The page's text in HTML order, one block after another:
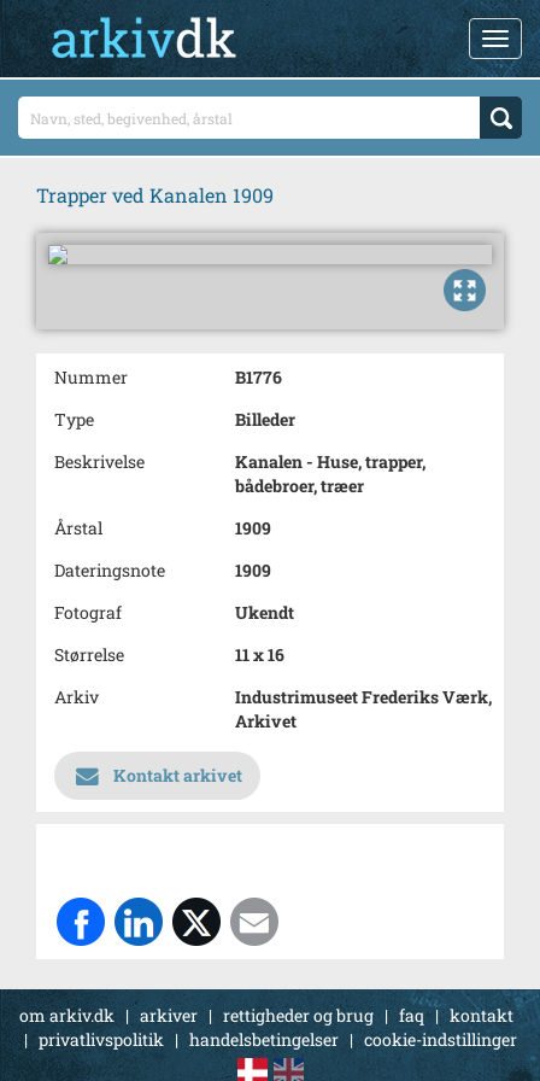
Trapper ved Kanalen 1909
Nummer
B1776
Type
Billeder
Beskrivelse
Kanalen - Huse, trapper,
bådebroer, træer
Årstal
1909
Dateringsnote
1909
Fotograf
Ukendt
Størrelse
11 x 16
Arkiv
Industrimuseet Frederiks Værk,
Arkivet
Kontakt arkivet
om arkiv.dk | arkiver | rettigheder og brug | faq | kontakt
|privatlivspolitik | handelsbetingelser | cookie-indstillinger